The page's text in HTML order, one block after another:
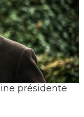
présidente